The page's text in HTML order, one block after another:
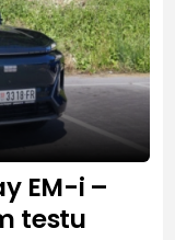
EM-i –
testu